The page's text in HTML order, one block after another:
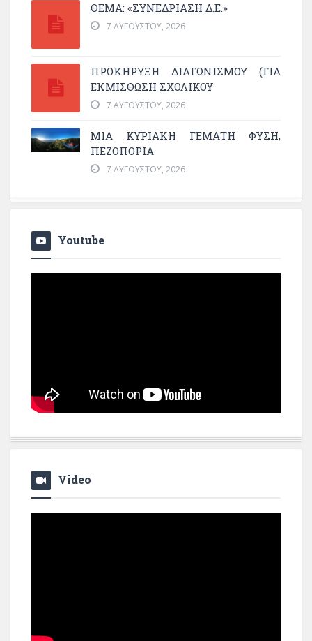
ΘΕΜΑ: «ΣΥΝΕΔΡΊΑΣΗ Δ.Ε.»
7 ΑΥΓΟΎΣΤΟΥ, 2026
ΠΡΟΚΗΡΥΞΗ ΔΙΑΓΩΝΙΣΜΟΥ (ΓΙΑ
ΕΚΜΊΣΘΩΣΗ ΣΧΟΛΙΚΟΎ
7 ΑΥΓΟΎΣΤΟΥ, 2026
ΜΙΑ ΚΥΡΙΑΚΉ ΓΕΜΆΤΗ ΦΎΣΗ,
ΠΕΖΟΠΟΡΊΑ
7 ΑΥΓΟΎΣΤΟΥ, 2026
Youtube
Video